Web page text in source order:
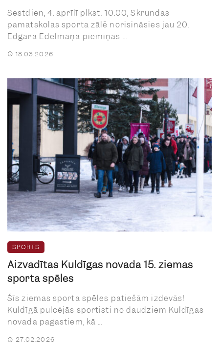
Sestdien, 4. aprīlī plkst. 10.00, Skrundas
pamatskolas sporta zālē norisināsies jau 20.
Edgara Edelmaņa piemiņas ...
18.03.2026
SPORTS
Aizvadītas Kuldīgas novada 15. ziemas
sporta spēles
Šīs ziemas sporta spēles patiešām izdevās!
Kuldīgā pulcējās sportisti no daudziem Kuldīgas
novada pagastiem, kā ...
27.02.2026